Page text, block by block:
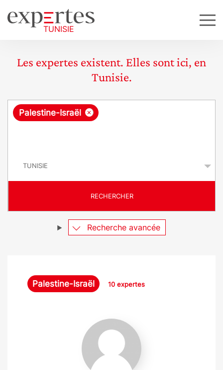
Les expertes existent. Elles sont ici, en
Tunisie.
R
ê
e
×
Palestine-Israël
RECHERCHER
Recherche avancée
Palestine-Israël 10 expertes
Margaux
Héricotte